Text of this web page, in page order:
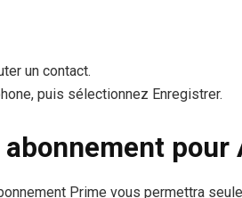
un contact.
puis sélectionnez Enregistrer.
pour
Prime vous permettra